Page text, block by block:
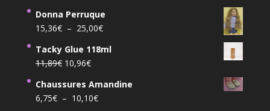
initial
était :
14,90€.
actuel
est :
10,90€.
Donna Perruque
15,36€ – 25,00€Plage
prix :
à
Tacky Glue 118ml
11,89€ Le
initial
était :
10,96€Le
actuel
est :
Chaussures Amandine
6,75€ – 10,10€Plage